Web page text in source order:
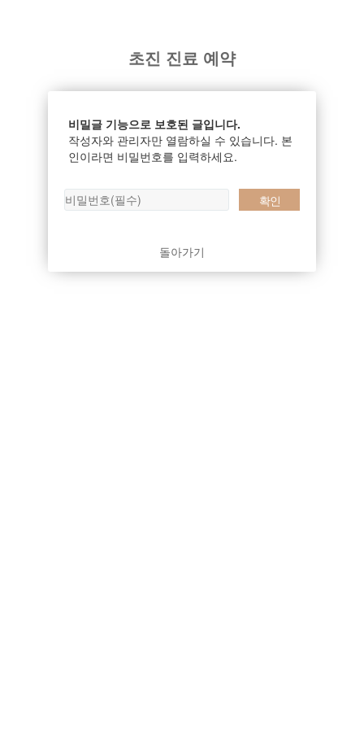
초진 진료 예약
비밀글 기능으로 보호된 글입니다.
작성자와 관리자만 열람하실 수 있습니다. 본
인이라면 비밀번호를 입력하세요.
돌아가기